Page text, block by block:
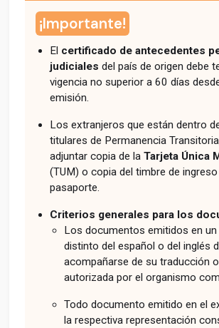
¡Importante!
El certificado de antecedentes
judiciales del país de origen debe
vigencia no superior a 60 días
emisión.
Los extranjeros que están dentro
titulares de Permanencia
adjuntar copia de laTarjeta Única
(TUM) o copia del timbre de
pasaporte.
Criterios generales para los
Los documentos emitidos en
distinto del español o del inglés
acompañarse de su traducción
autorizada por el organismo
Todo documento emitido en el
la respectiva representación